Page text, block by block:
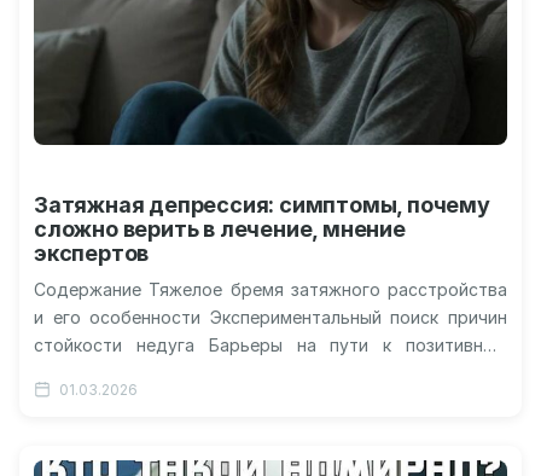
Затяжная депрессия: симптомы, почему
сложно верить в лечение, мнение
экспертов
Содержание Тяжелое бремя затяжного расстройства
и его особенности Экспериментальный поиск причин
стойкости недуга Барьеры на пути к позитивным
депрессивного человека…
01.03.2026